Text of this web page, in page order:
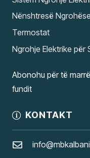
Nënshtresë
Termostat
Ngrohje Elektrike për
Abonohu për të
fundit
KONTAKT